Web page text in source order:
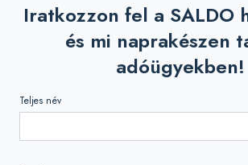
Iratkozzon fel a SALDO
és mi naprakészen
adóügyekben!
Teljes név